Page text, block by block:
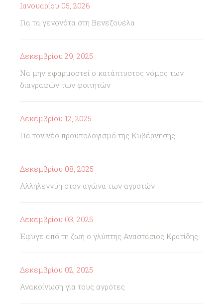
Ιανουαρίου 05, 2026
Για τα γεγονότα στη Βενεζουέλα
Δεκεμβρίου 29, 2025
Να μην εφαρμοστεί ο κατάπτυστος νόμος των
διαγραφών των φοιτητών
Δεκεμβρίου 12, 2025
Για τον νέο προϋπολογισμό της Κυβέρνησης
Δεκεμβρίου 08, 2025
Αλληλεγγύη στον αγώνα των αγροτών
Δεκεμβρίου 03, 2025
Έφυγε από τη ζωή ο γλύπτης Αναστάσιος Κρατίδης
Δεκεμβρίου 02, 2025
Ανακοίνωση για τους αγρότες